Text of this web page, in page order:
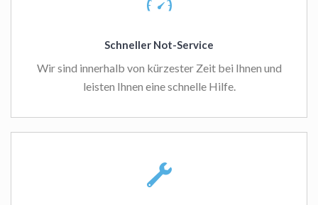
Schneller Not-Service
Wir sind innerhalb von kürzester Zeit bei Ihnen und
leisten Ihnen eine schnelle Hilfe.